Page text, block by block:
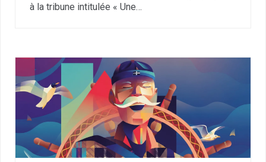
à la tribune intitulée « Une…